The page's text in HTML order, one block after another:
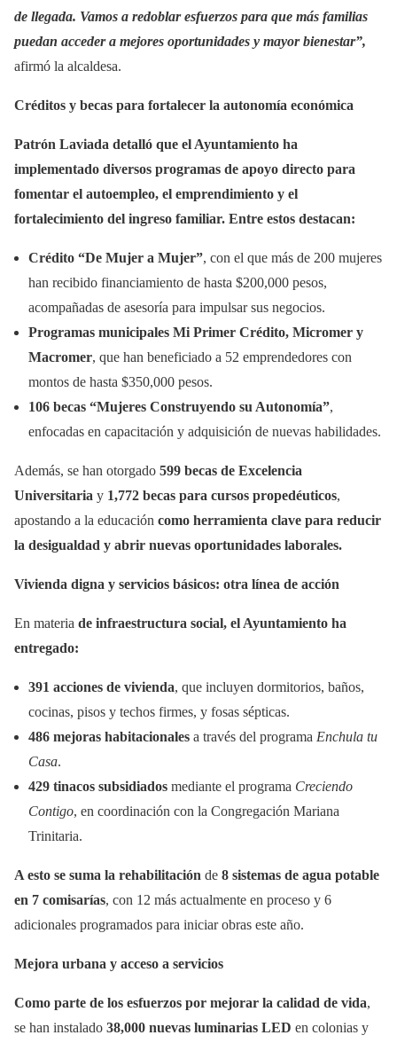
de llegada. Vamos a redoblar esfuerzos para que más familias
puedan acceder a mejores oportunidades y mayor bienestar”,
afirmó la alcaldesa.
Créditos y becas para fortalecer la autonomía económica
Patrón Laviada detalló que el Ayuntamiento ha
implementado diversos programas de apoyo directo para
fomentar el autoempleo, el emprendimiento y el
fortalecimiento del ingreso familiar. Entre estos destacan:
Crédito “De Mujer a Mujer”, con el que más de 200 mujeres
han recibido financiamiento de hasta $200,000 pesos,
acompañadas de asesoría para impulsar sus negocios.
Programas municipales Mi Primer Crédito, Micromer y
Macromer, que han beneficiado a 52 emprendedores con
montos de hasta $350,000 pesos.
106 becas “Mujeres Construyendo su Autonomía”,
enfocadas en capacitación y adquisición de nuevas habilidades.
Además, se han otorgado 599 becas de Excelencia
Universitaria y 1,772 becas para cursos propedéuticos,
apostando a la educación como herramienta clave para reducir
la desigualdad y abrir nuevas oportunidades laborales.
Vivienda digna y servicios básicos: otra línea de acción
En materia de infraestructura social, el Ayuntamiento ha
entregado:
391 acciones de vivienda, que incluyen dormitorios, baños,
cocinas, pisos y techos firmes, y fosas sépticas.
486 mejoras habitacionales a través del programa Enchula tu
Casa.
429 tinacos subsidiados mediante el programa Creciendo
Contigo, en coordinación con la Congregación Mariana
Trinitaria.
A esto se suma la rehabilitación de 8 sistemas de agua potable
en 7 comisarías, con 12 más actualmente en proceso y 6
adicionales programados para iniciar obras este año.
Mejora urbana y acceso a servicios
Como parte de los esfuerzos por mejorar la calidad de vida,
se han instalado 38,000 nuevas luminarias LED en colonias y